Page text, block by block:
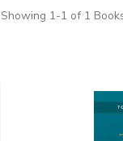
Showing 1-1 of 1